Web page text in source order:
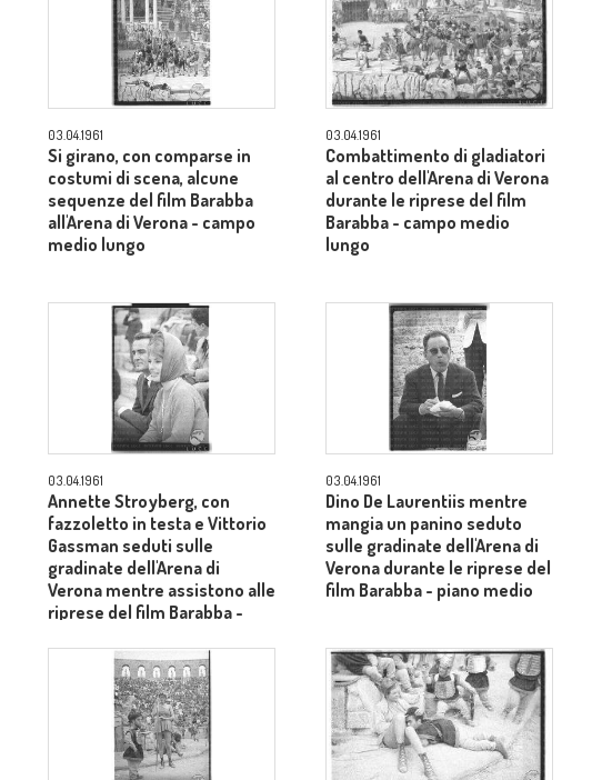
03.04.1961
Si girano, con comparse in
costumi di scena, alcune
sequenze del film Barabba
all'Arena di Verona - campo
medio lungo
03.04.1961
Combattimento di gladiatori
al centro dell'Arena di Verona
durante le riprese del film
Barabba - campo medio
lungo
03.04.1961
Annette Stroyberg, con
fazzoletto in testa e Vittorio
Gassman seduti sulle
gradinate dell'Arena di
Verona mentre assistono alle
riprese del film Barabba -
03.04.1961
Dino De Laurentiis mentre
mangia un panino seduto
sulle gradinate dell'Arena di
Verona durante le riprese del
film Barabba - piano medio